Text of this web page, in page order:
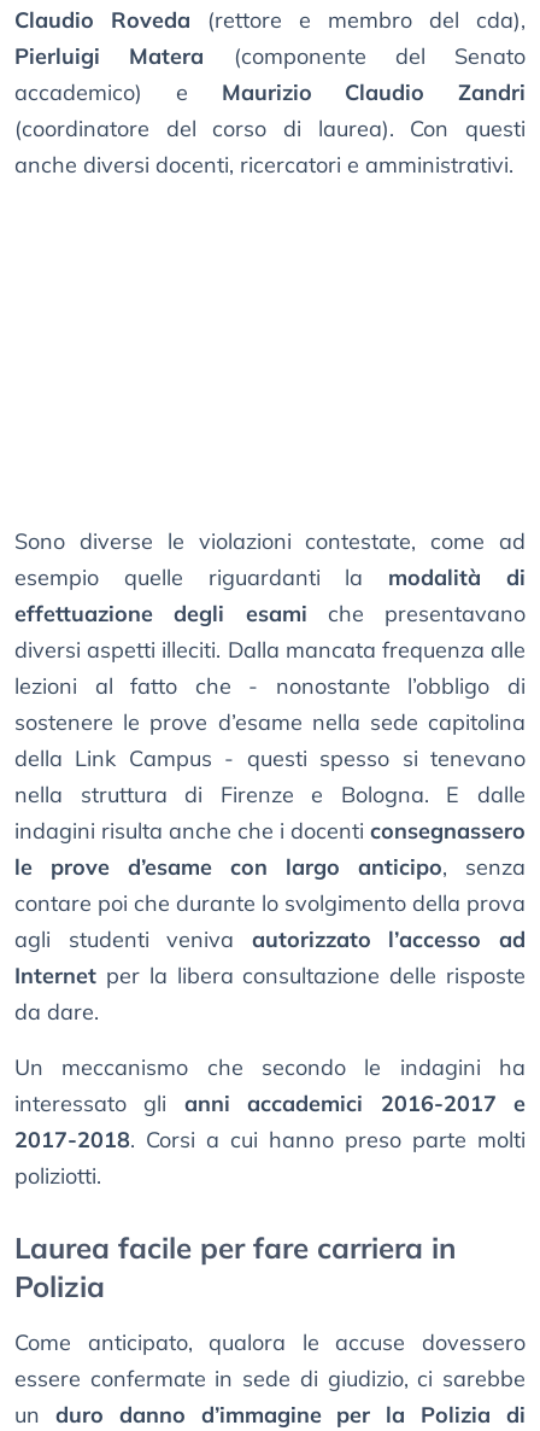
Claudio Roveda (rettore e membro del cda),
Pierluigi Matera (componente del Senato
accademico) e Maurizio Claudio Zandri
(coordinatore del corso di laurea). Con questi
anche diversi docenti, ricercatori e amministrativi.
Sono diverse le violazioni contestate, come ad
esempio quelle riguardanti la modalità di
effettuazione degli esami che presentavano
diversi aspetti illeciti. Dalla mancata frequenza alle
lezioni al fatto che - nonostante l’obbligo di
sostenere le prove d’esame nella sede capitolina
della Link Campus - questi spesso si tenevano
nella struttura di Firenze e Bologna. E dalle
indagini risulta anche che i docenti consegnassero
le prove d’esame con largo anticipo, senza
contare poi che durante lo svolgimento della prova
agli studenti veniva autorizzato l’accesso ad
Internet per la libera consultazione delle risposte
da dare.
Un meccanismo che secondo le indagini ha
interessato gli anni accademici 2016-2017 e
2017-2018. Corsi a cui hanno preso parte molti
poliziotti.
Laurea facile per fare carriera in
Polizia
Come anticipato, qualora le accuse dovessero
essere confermate in sede di giudizio, ci sarebbe
un duro danno d’immagine per la Polizia di